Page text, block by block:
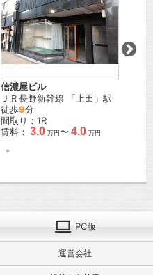
信濃屋ビル
ＪＲ長野新幹線 「 上田 」駅
徒歩9分
間取り：1R
賃料： 3.0 万円〜 4.0 万円
PC版
運営会社